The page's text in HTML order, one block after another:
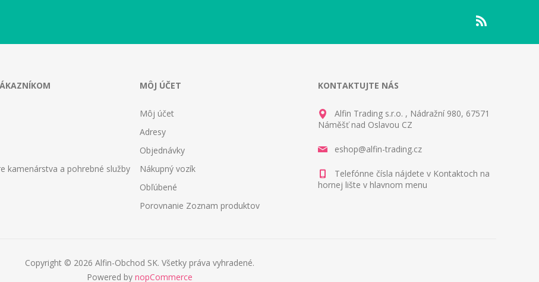
kamenárstva a pohrebné služby
MÔJ ÚČET
Môj účet
Adresy
Objednávky
Nákupný vozík
Obľúbené
Porovnanie Zoznam produktov
KONTAKTUJTE NÁS
Alfin Trading s.r.o. , Nádražní 980, 67571
Náměšť nad Oslavou CZ
eshop@alfin-trading.cz
Telefónne čísla nájdete v Kontaktoch na
hornej lište v hlavnom menu
Copyright © 2026 Alfin-Obchod SK. Všetky práva vyhradené.
Powered by nopCommerce